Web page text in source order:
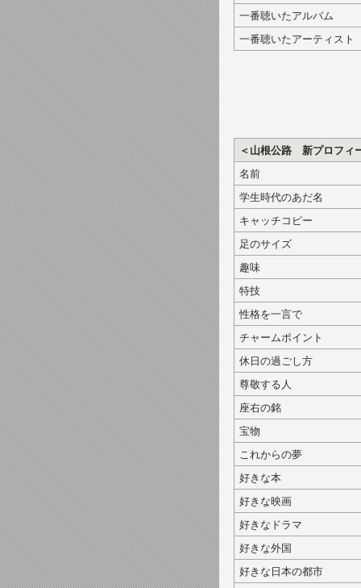
一番聴いたアルバム
一番聴いたアーティスト
＜山根公路 新プロフィ
名前
学生時代のあだ名
キャッチコピー
足のサイズ
趣味
特技
性格を一言で
チャームポイント
休日の過ごし方
尊敬する人
座右の銘
宝物
これからの夢
好きな本
好きな映画
好きなドラマ
好きな外国
好きな日本の都市